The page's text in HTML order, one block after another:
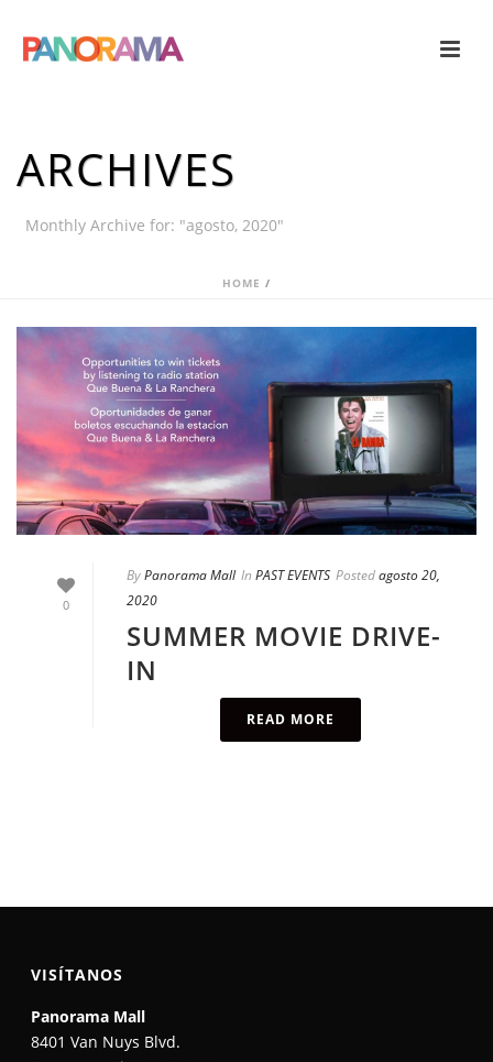
ARCHIVES
Monthly Archive for: "agosto, 2020"
HOME /
0
ByPanorama Mall In PAST EVENTS Postedagosto 20,
2020
SUMMER MOVIE DRIVE-
IN
READ MORE
VISÍTANOS
Panorama Mall
8401 Van Nuys Blvd.